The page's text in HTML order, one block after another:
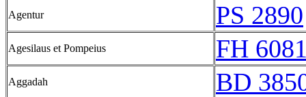
Agentur PS 2890
Agesilaus et Pompeius FH
Aggadah BD